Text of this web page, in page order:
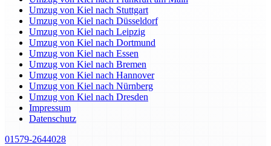
Umzug von Kiel nach Stuttgart
Umzug von Kiel nach Düsseldorf
Umzug von Kiel nach Leipzig
Umzug von Kiel nach Dortmund
Umzug von Kiel nach Essen
Umzug von Kiel nach Bremen
Umzug von Kiel nach Hannover
Umzug von Kiel nach Nürnberg
Umzug von Kiel nach Dresden
Impressum
Datenschutz
01579-2644028